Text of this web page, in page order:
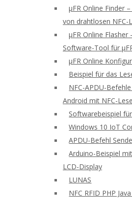
μFR Online Finder
von drahtlosen NFC-
μFR Online Flasher
Software-Tool für
μFR Online
Beispiel für das
NFC-APDU-
Android mit NFC-
Softwarebeispiel
Windows 10 IoT
APDU-Befehl
Arduino-Beispiel
LCD-Display
LUNAS
NFC RFID PHP